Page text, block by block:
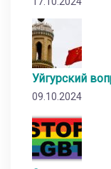
Уйгурский
09.10.2024